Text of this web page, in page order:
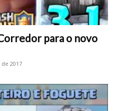
para o novo
2017